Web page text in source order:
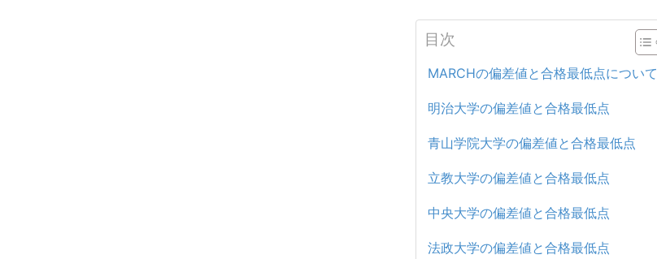
目次
MARCHの偏差値と合格最低点について
明治大学の偏差値と合格最低点
青山学院大学の偏差値と合格最低点
立教大学の偏差値と合格最低点
中央大学の偏差値と合格最低点
法政大学の偏差値と合格最低点